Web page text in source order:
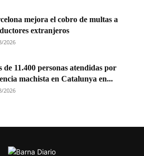
mejora el cobro de multas a
extranjeros
2026
de 11.400 personas atendidas por
machista en Catalunya en...
2026